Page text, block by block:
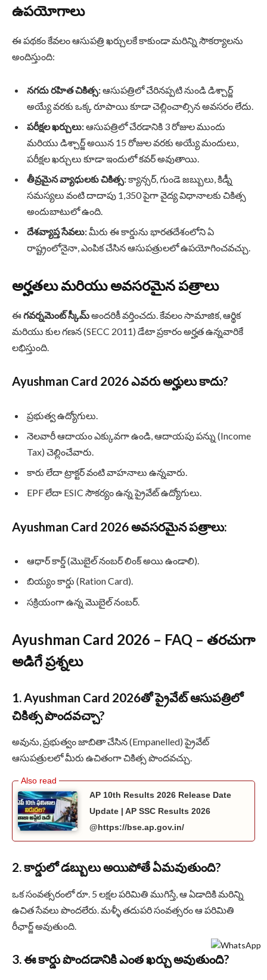
ఉపయోగాలు
ఈ పథకం కేవలం ఆసుపత్రి ఖర్చులకే కాకుండా మరిన్ని సౌకర్యాలను
అందిస్తుంది:
నగదు రహిత చికిత్స:ఆసుపత్రిలో చేరినప్పటి నుండి డిశ్చార్జ్
అయ్యే వరకు ఒక్క రూపాయి కూడా చెల్లించాల్సిన అవసరం లేదు.
పరీక్షల ఖర్చులు:ఆసుపత్రిలో చేరడానికి 3 రోజుల ముందు
మరియు డిశ్చార్జ్ అయిన 15 రోజుల వరకు అయ్యే మందులు,
పరీక్షల ఖర్చులు కూడా ఇందులో కవర్ అవుతాయి.
తీవ్రమైన వ్యాధులకు చికిత్స:క్యాన్సర్, గుండె జబ్బులు, కిడ్నీ
సమస్యలు వంటి దాదాపు 1,350 పైగా వైద్య విధానాలకు చికిత్స
అందుబాటులో ఉంది.
దేశవ్యాప్త సేవలు:మీరు ఈ కార్డును భారతదేశంలోని ఏ
రాష్ట్రంలోనైనా, ఎంపిక చేసిన ఆసుపత్రులలో ఉపయోగించవచ్చు.
అర్హతలు మరియు అవసరమైన పత్రాలు
ఈగవర్నమెంట్ స్కీమ్అందరికీ వర్తించదు. కేవలం సామాజిక, ఆర్థిక
మరియు కుల గణన (SECC 2011) డేటా ప్రకారం అర్హత ఉన్నవారికే
లభిస్తుంది.
Ayushman Card 2026ఎవరు అర్హులు కాదు?
ప్రభుత్వ ఉద్యోగులు.
నెలవారీ ఆదాయం ఎక్కువగా ఉండి, ఆదాయపు పన్ను (Income
Tax) చెల్లించేవారు.
కారు లేదా ట్రాక్టర్ వంటి వాహనాలు ఉన్నవారు.
EPF లేదా ESIC సౌకర్యం ఉన్న ప్రైవేట్ ఉద్యోగులు.
Ayushman Card 2026అవసరమైన పత్రాలు:
ఆధార్ కార్డ్ (మొబైల్ నంబర్ లింక్ అయి ఉండాలి).
బియ్యం కార్డు (Ration Card).
సక్రియంగా ఉన్న మొబైల్ నంబర్.
Ayushman Card 2026 – FAQ – తరచుగా
అడిగే ప్రశ్నలు
1. Ayushman Card 2026తో ప్రైవేట్ ఆసుపత్రిలో
చికిత్స పొందవచ్చా?
అవును, ప్రభుత్వం జాబితా చేసిన (Empanelled) ప్రైవేట్
ఆసుపత్రులలో మీరు ఉచితంగా చికిత్స పొందవచ్చు.
AP 10th Results 2026 Release Date
Update | AP SSC Results 2026
@https://bse.ap.gov.in/
2. కార్డులో డబ్బులు అయిపోతే ఏమవుతుంది?
ఒక సంవత్సరంలో రూ. 5 లక్షల పరిమితి ముగిస్తే, ఆ ఏడాదికి మరిన్ని
ఉచిత సేవలు పొందలేరు. మళ్ళీ తదుపరి సంవత్సరం ఆ పరిమితి
రీఛార్జ్ అవుతుంది.
3. ఈ కార్డు పొందడానికి ఎంత ఖర్చు అవుతుంది?